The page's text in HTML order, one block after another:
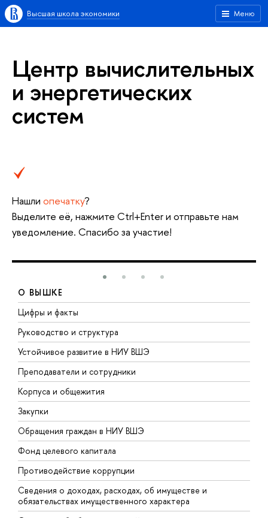
Меню
Высшая школа экономики
Центр вычислительных
и энергетических
систем
Нашли опечатку?
Выделите её, нажмите Ctrl+Enter и отправьте нам
уведомление. Спасибо за участие!
О ВЫШКЕ
Цифры и факты
Руководство и структура
Устойчивое развитие в НИУ ВШЭ
Преподаватели и сотрудники
Корпуса и общежития
Закупки
Обращения граждан в НИУ ВШЭ
Фонд целевого капитала
Противодействие коррупции
Сведения о доходах, расходах, об имуществе и
обязательствах имущественного характера